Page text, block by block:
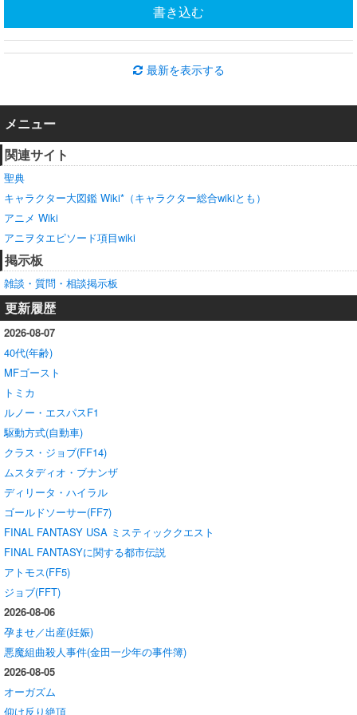
書き込む
最新を表示する
メニュー
関連サイト
聖典
キャラクター大図鑑 Wiki*（キャラクター総合wikiとも）
アニメ Wiki
アニヲタエピソード項目wiki
掲示板
雑談・質問・相談掲示板
更新履歴
2026-08-07
40代(年齢)
MFゴースト
トミカ
ルノー・エスパスF1
駆動方式(自動車)
クラス・ジョブ(FF14)
ムスタディオ・ブナンザ
ディリータ・ハイラル
ゴールドソーサー(FF7)
FINAL FANTASY USA ミスティッククエスト
FINAL FANTASYに関する都市伝説
アトモス(FF5)
ジョブ(FFT)
2026-08-06
孕ませ／出産(妊娠)
悪魔組曲殺人事件(金田一少年の事件簿)
2026-08-05
オーガズム
仰け反り絶頂